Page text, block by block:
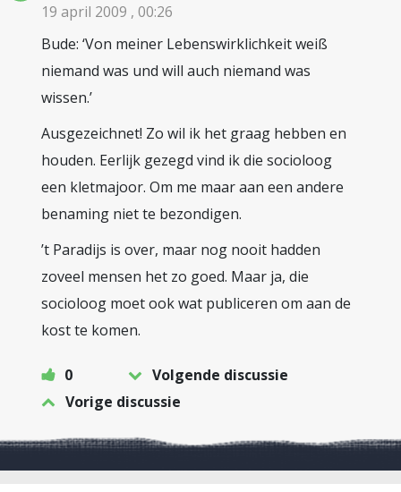
19 april 2009 , 00:26
Bude: ‘Von meiner Lebenswirklichkeit weiß
niemand was und will auch niemand was
wissen.’
Ausgezeichnet! Zo wil ik het graag hebben en
houden. Eerlijk gezegd vind ik die socioloog
een kletmajoor. Om me maar aan een andere
benaming niet te bezondigen.
’t Paradijs is over, maar nog nooit hadden
zoveel mensen het zo goed. Maar ja, die
socioloog moet ook wat publiceren om aan de
kost te komen.
0
Volgende discussie
Vorige discussie